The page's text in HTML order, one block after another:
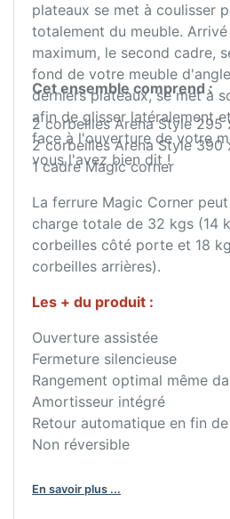
plateaux se met à coulisser
totalement du meuble.
maximum, le second cadre,
fond de votre meuble
derniers plateaux, se met à
afin de glisser latéralement
face à l'ouverture de votre
vous l'avez bien dit !
Cet ensemble comprend :
2 corbeilles Arena Style 295
2 corbeilles Arena Style 390
1 cadre Magic corner
La ferrure Magic Corner
charge totale de 32 kgs (14
corbeilles côté porte et 18
corbeilles arrières).
Les + du produit :
Ouverture assistée
Fermeture silencieuse
Rangement optimal même
Amortisseur intégré
Retour automatique en fin
Non réversible
En savoir plus ...